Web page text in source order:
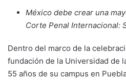
México debe crear una
Corte Penal Internacional:
Dentro del marco de la
fundación de la Universidad de
55 años de su campus en